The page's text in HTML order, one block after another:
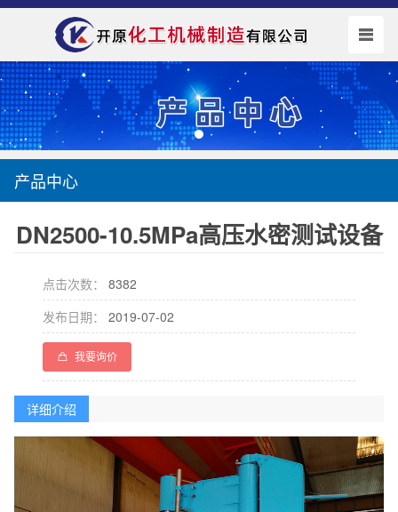
产品中心
DN2500-10.5MPa高压水密测试设备
点击次数：
8382
发布日期：
2019-07-02
我要询价
详细介绍